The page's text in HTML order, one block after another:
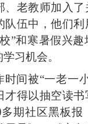
、老教师加入
队伍中，他们
”和寒暑假兴趣
习机会。
时间被“一老一
才得以抽空读书
多期社区黑板报